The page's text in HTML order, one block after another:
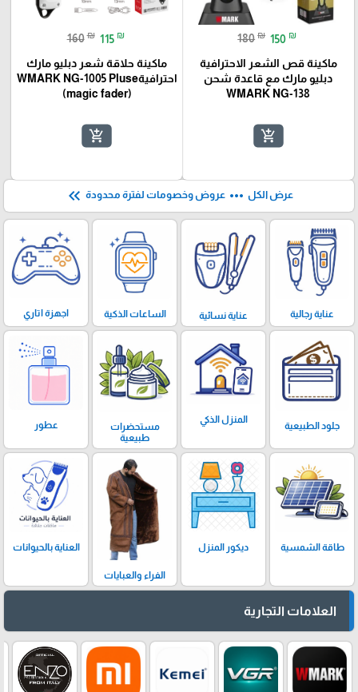
180 ₪ 150 ₪
ماكينة قص الشعر الاحترافية
دبليو مارك مع قاعدة شحن
WMARK NG-138
add_shopping_cart
160 ₪ 115 ₪
ماكينة حلاقة شعر دبليو مارك
احترافيةWMARK NG-1005 Pluse
(magic fader)
add_shopping_cart
عرض الكل more_horiz عروض وخصومات لفترة محدودة keyboard_double_arrow_left
عناية رجالية عناية نسائية الساعات الذكية اجهزة اتاري
جلود الطبيعية
المنزل الذكي
مستحضرات
طبيعية
عطور
طاقة الشمسية ديكور المنزل
الفراء والعبايات
العناية بالحيوانات
العلامات التجارية